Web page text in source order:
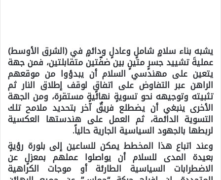
يشبه بناء سلامٍ شاملٍ وعادلٍ ودائمٍ في (الشرق الأوسط)
عمليةَ تشييد جسرٍ متينٍ بين ضفّتين متقابلتين، فمن جهة
يتعين على مهندسي السلام أن يبدؤوا من موقعهم
الراهن عبر التفاوض على اتفاقٍ لوقف إطلاق النار ثم
تثبيته وتوجيهه نحو تسويةٍ نهائيةٍ مستقرة، ومن الجهة
الأخرى ينبغي أن يضطلع فريقٌ آخر بتحديد ملامح تلك
التسوية الدائمة، ثم العمل على هندستها العكسية
لربطها بالجهود السياسية الجارية حالياً.
وعند اتباع هذا المخطط يمكن للساعين إلى بلورة رؤيةٍ
بعيدة المدى للسلام أن يواصلوا عملهم بمعزلٍ عن
الاضطرابات السياسية الطارئة أو موجات الكراهية